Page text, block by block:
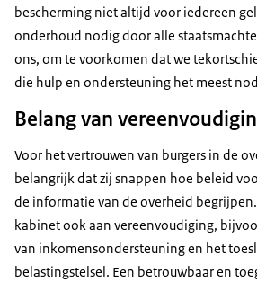
bescherming niet altijd voor iedereen
onderhoud nodig door alle
ons, om te voorkomen dat we
die hulp en ondersteuning het meest
Belang van
Voor het vertrouwen van burgers in de
belangrijk dat zij snappen hoe beleid
de informatie van de overheid
kabinet ook aan vereenvoudiging,
van inkomensondersteuning en het
belastingstelsel. Een betrouwbaar en